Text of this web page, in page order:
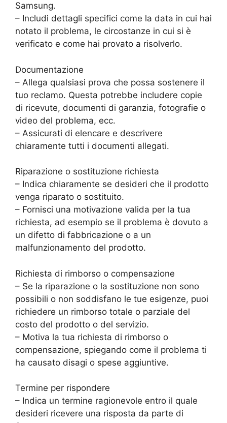
Samsung.
– Includi dettagli specifici come la data in cui hai
notato il problema, le circostanze in cui si è
verificato e come hai provato a risolverlo.
Documentazione
– Allega qualsiasi prova che possa sostenere il
tuo reclamo. Questa potrebbe includere copie
di ricevute, documenti di garanzia, fotografie o
video del problema, ecc.
– Assicurati di elencare e descrivere
chiaramente tutti i documenti allegati.
Riparazione o sostituzione richiesta
– Indica chiaramente se desideri che il prodotto
venga riparato o sostituito.
– Fornisci una motivazione valida per la tua
richiesta, ad esempio se il problema è dovuto a
un difetto di fabbricazione o a un
malfunzionamento del prodotto.
Richiesta di rimborso o compensazione
– Se la riparazione o la sostituzione non sono
possibili o non soddisfano le tue esigenze, puoi
richiedere un rimborso totale o parziale del
costo del prodotto o del servizio.
– Motiva la tua richiesta di rimborso o
compensazione, spiegando come il problema ti
ha causato disagi o spese aggiuntive.
Termine per rispondere
– Indica un termine ragionevole entro il quale
desideri ricevere una risposta da parte di